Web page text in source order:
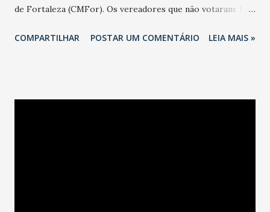
de Fortaleza (CMFor). Os vereadores que não votaram: Leo
(Avante). Júlio Brizzi (PDT). Templos Religiosos - Já 36
COMPARTILHAR POSTAR UM COMENTÁRIO LEIA MAIS »